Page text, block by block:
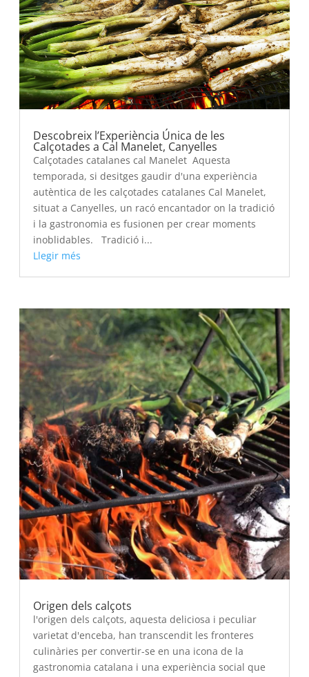
Descobreix l’Experiència Única de les
Calçotades a Cal Manelet, Canyelles
Calçotades catalanes cal Manelet Aquesta
temporada, si desitges gaudir d'una experiència
autèntica de les calçotades catalanes Cal Manelet,
situat a Canyelles, un racó encantador on la tradició
i la gastronomia es fusionen per crear moments
inoblidables. Tradició i...
Llegir més
Origen dels calçots
l'origen dels calçots, aquesta deliciosa i peculiar
varietat d'enceba, han transcendit les fronteres
culinàries per convertir-se en una icona de la
gastronomia catalana i una experiència social que